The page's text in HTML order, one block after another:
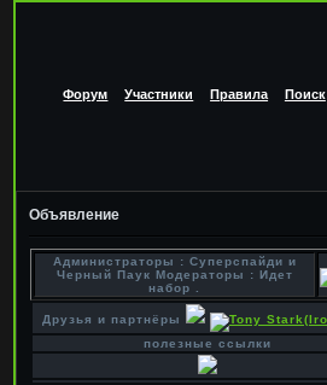
Форум Участники Правила Поиск
Объявление
Администраторы : Суперспайди и
Черный Паук Модераторы : Идет
набор .
Друзья и партнёры
полезные ссылки